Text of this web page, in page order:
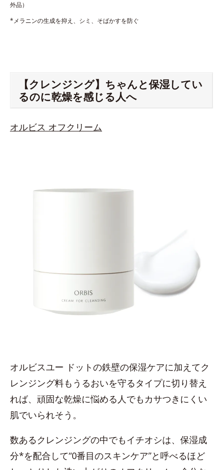
外品）
*メラニンの生成を抑え、シミ、そばかすを防ぐ
【クレンジング】ちゃんと保湿してい
るのに乾燥を感じる人へ
オルビス オフクリーム
オルビスユー ドットの鉄壁の保湿ケアに加えてク
レンジング料もうるおいを守るタイプに切り替え
れば、頑固な乾燥に悩める人でもカサつきにくい
肌でいられそう。
数あるクレンジングの中でもイチオシは、保湿成
分*を配合して“0番目のスキンケア”と呼べるほど